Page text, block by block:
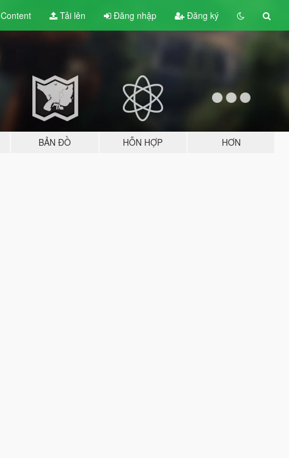
Content Tải lên Đăng nhập Đăng ký
BẢN ĐỒ HỖN HỢP HƠN